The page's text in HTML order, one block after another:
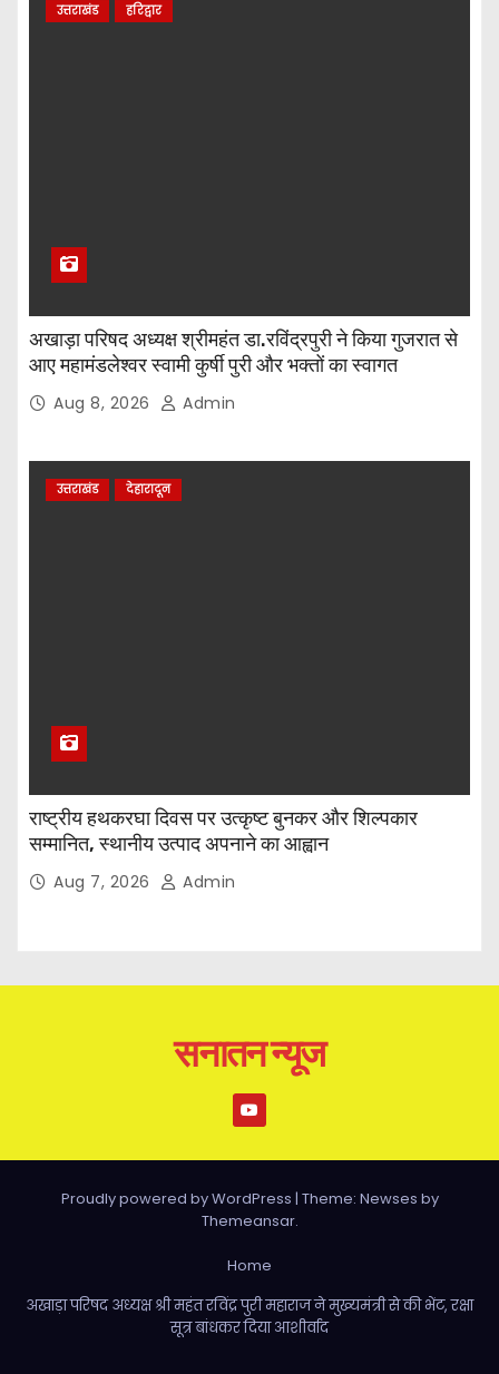
उत्तराखंड हरिद्वार
अखाड़ा परिषद अध्यक्ष श्रीमहंत डा.रविंद्रपुरी ने किया गुजरात से
आए महामंडलेश्वर स्वामी कुर्षी पुरी और भक्तों का स्वागत
Aug 8, 2026 Admin
उत्तराखंड देहारादून
राष्ट्रीय हथकरघा दिवस पर उत्कृष्ट बुनकर और शिल्पकार
सम्मानित, स्थानीय उत्पाद अपनाने का आह्वान
Aug 7, 2026 Admin
सनातन न्यूज
Proudly powered by WordPress | Theme: Newses by
Themeansar.
Home
अखाड़ा परिषद अध्यक्ष श्री महंत रविंद्र पुरी महाराज ने मुख्यमंत्री से की भेंट, रक्षा
सूत्र बांधकर दिया आशीर्वाद